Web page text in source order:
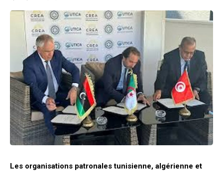
Les organisations patronales tunisienne, algérienne et